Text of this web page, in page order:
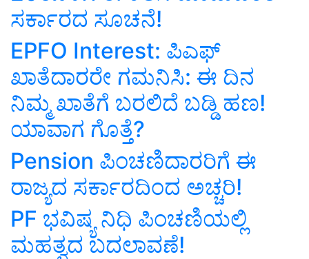
ಸರ್ಕಾರದ ಸೂಚನೆ!
EPFO Interest: ಪಿಎಫ್‌
ಖಾತೆದಾರರೇ ಗಮನಿಸಿ: ಈ ದಿನ
ನಿಮ್ಮ ಖಾತೆಗೆ ಬರಲಿದೆ ಬಡ್ಡಿ ಹಣ!
ಯಾವಾಗ ಗೊತ್ತೆ?
Pension ಪಿಂಚಣಿದಾರರಿಗೆ ಈ
ರಾಜ್ಯದ ಸರ್ಕಾರದಿಂದ ಅಚ್ಚರಿ!
PF ಭವಿಷ್ಯ ನಿಧಿ ಪಿಂಚಣಿಯಲ್ಲಿ
ಮಹತ್ವದ ಬದಲಾವಣೆ!